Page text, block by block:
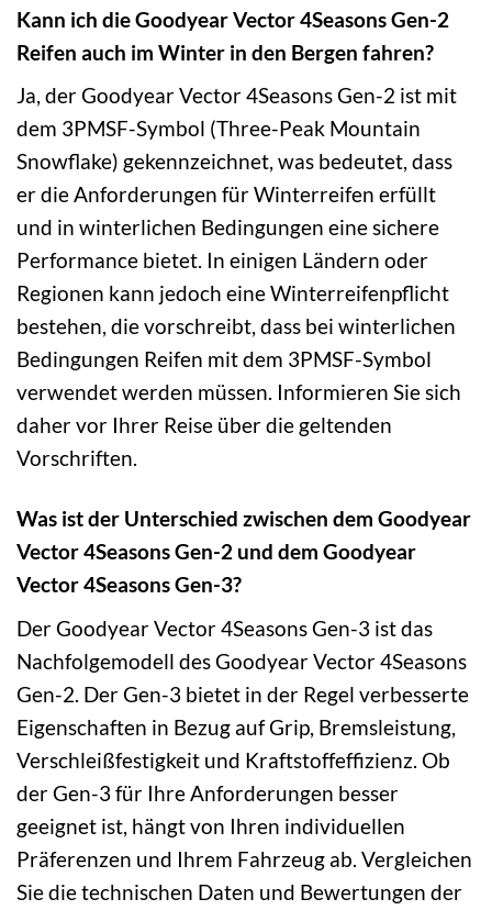
Kann ich die Goodyear Vector 4Seasons Gen-2
Reifen auch im Winter in den Bergen fahren?
Ja, der Goodyear Vector 4Seasons Gen-2 ist mit
dem 3PMSF-Symbol (Three-Peak Mountain
Snowflake) gekennzeichnet, was bedeutet, dass
er die Anforderungen für Winterreifen erfüllt
und in winterlichen Bedingungen eine sichere
Performance bietet. In einigen Ländern oder
Regionen kann jedoch eine Winterreifenpflicht
bestehen, die vorschreibt, dass bei winterlichen
Bedingungen Reifen mit dem 3PMSF-Symbol
verwendet werden müssen. Informieren Sie sich
daher vor Ihrer Reise über die geltenden
Vorschriften.
Was ist der Unterschied zwischen dem Goodyear
Vector 4Seasons Gen-2 und dem Goodyear
Vector 4Seasons Gen-3?
Der Goodyear Vector 4Seasons Gen-3 ist das
Nachfolgemodell des Goodyear Vector 4Seasons
Gen-2. Der Gen-3 bietet in der Regel verbesserte
Eigenschaften in Bezug auf Grip, Bremsleistung,
Verschleißfestigkeit und Kraftstoffeffizienz. Ob
der Gen-3 für Ihre Anforderungen besser
geeignet ist, hängt von Ihren individuellen
Präferenzen und Ihrem Fahrzeug ab. Vergleichen
Sie die technischen Daten und Bewertungen der